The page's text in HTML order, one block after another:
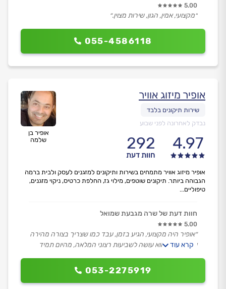
055-4586118
5.00
״מקצועי, אמין, הגון, שירות מצוין.״
אופיר בן
שלמה
אופיר מיזוג אוויר
נבדק לאחרונה לפני שבוע
4.97
292
חוות דעת
053-2275919
אופיר מיזוג אוויר מתמחים בשירות ותיקונים למזגנים לעסק ולבית ברמה
הגבוהה ביותר. תיקונים שוטפים, מילוי גז, החלפת כרטיס, ניקוי מזגנים,
טיפוליים...
חוות דעת של שרה מגבעת שמואל
5.00
״אופיר היה מקצועי, הגיע בזמן, עבד כמו שצריך בצורה מהירה
והסביר מה הוא עושה לשביעות רצוני המלאה, מהיום תמיד
קרא עוד